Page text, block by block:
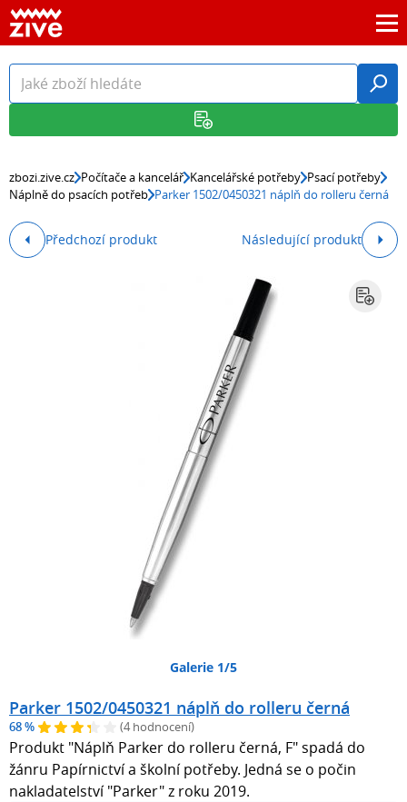
zbozi.zive.cz Počítače a kancelář Kancelářské potřeby Psací potřeby
Náplně do psacích potřeb Parker 1502/0450321 náplň do rolleru černá
Předchozí produkt Následující produkt
Galerie 1/5
Parker 1502/0450321 náplň do rolleru černá
68 % (4 hodnocení)
Produkt "Náplň Parker do rolleru černá, F" spadá do
žánru Papírnictví a školní potřeby. Jedná se o počin
nakladatelství "Parker" z roku 2019.